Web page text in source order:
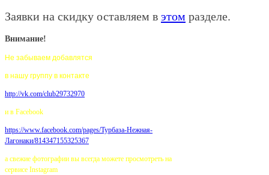
Заявки на скидку оставляем в этом разделе.
Внимание!
Не забываем добавлятся
в нашу группу в контакте
http://vk.com/club29732970
и в Facebook
https://www.facebook.com/pages/Турбаза-Нежная-
Лагонаки/814347155325367
а свежие фотографии вы всегда можете просмотреть на
сервисе Instagram